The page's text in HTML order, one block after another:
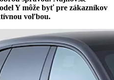
Y môže byť pre zákazníkov
voľbou.